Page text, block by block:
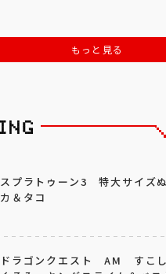
もっと見る
スプラトゥーン3 特大サイズ
カ＆タコ
ドラゴンクエスト AM すこ